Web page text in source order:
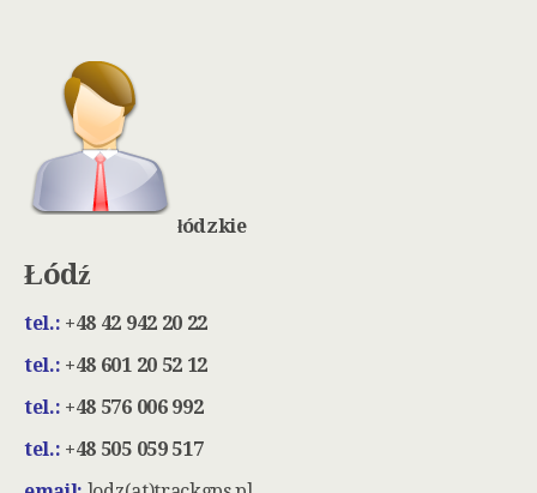
łódzkie
Łódź
tel.: +48 42 942 20 22
tel.: +48 601 20 52 12
tel.: +48 576 006 992
tel.: +48 505 059 517